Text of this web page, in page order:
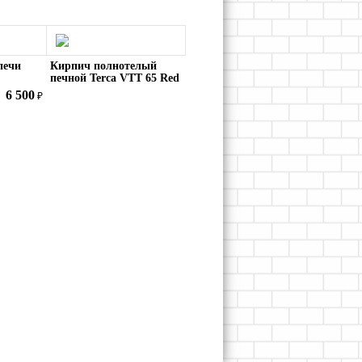
425
6 500 ₽
Кирпич полнотелый
печной Terca VTT 65 Red